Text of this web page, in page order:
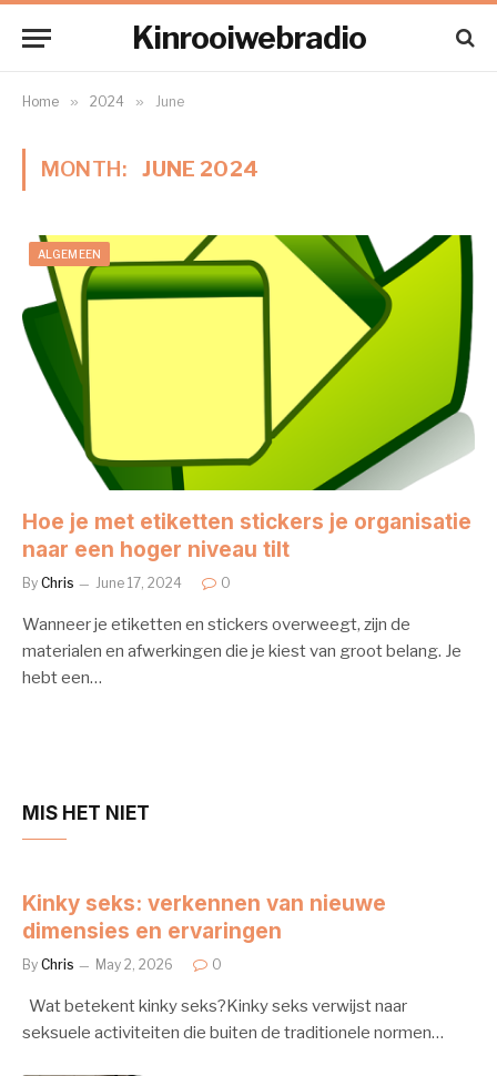
Kinrooiwebradio
Home » 2024 » June
MONTH: JUNE 2024
ALGEMEEN
Hoe je met etiketten stickers je organisatie
naar een hoger niveau tilt
By Chris June 17, 2024 0
Wanneer je etiketten en stickers overweegt, zijn de
materialen en afwerkingen die je kiest van groot belang. Je
hebt een…
MIS HET NIET
Kinky seks: verkennen van nieuwe
dimensies en ervaringen
By Chris May 2, 2026 0
Wat betekent kinky seks?Kinky seks verwijst naar
seksuele activiteiten die buiten de traditionele normen…